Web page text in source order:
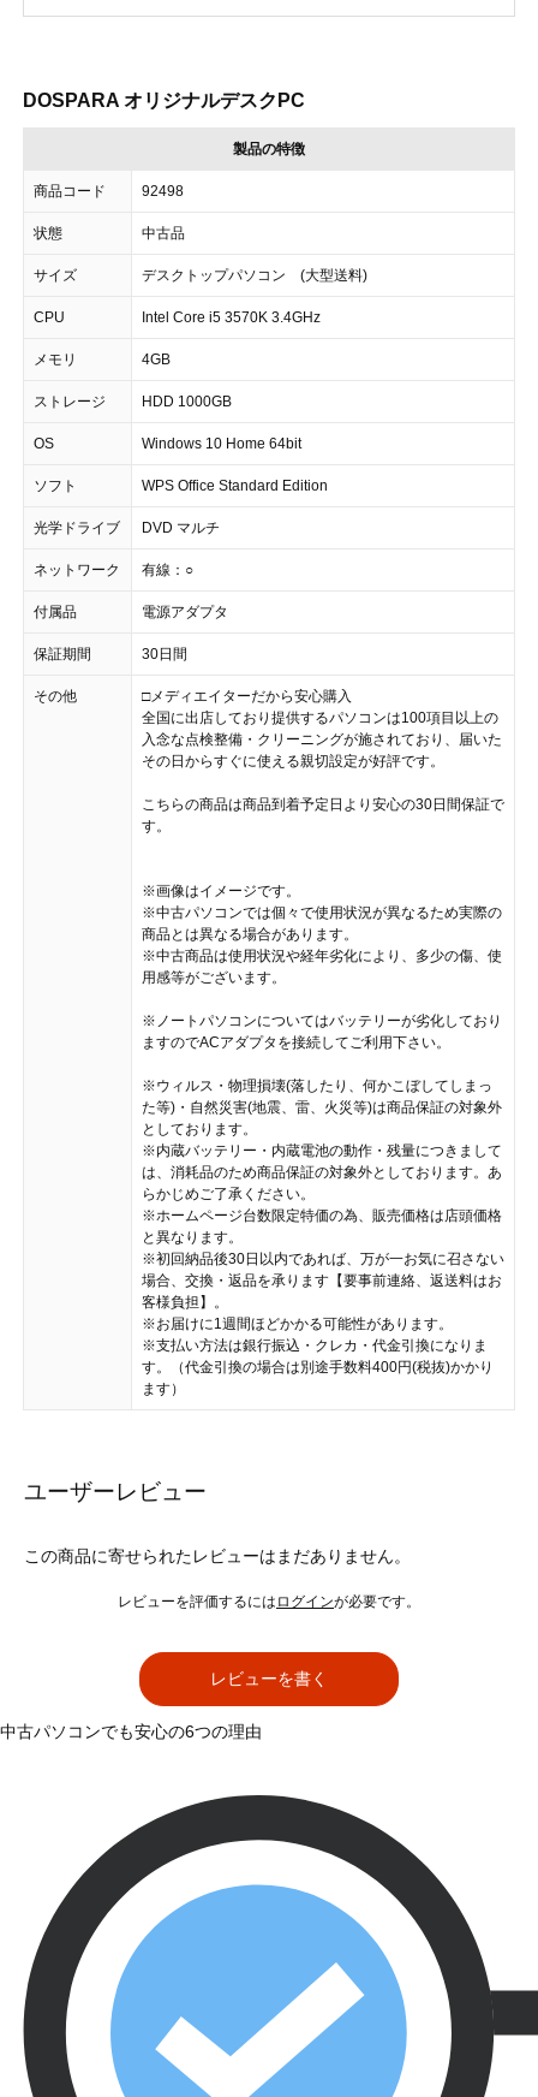
DOSPARA オリジナルデスクPC
製品の特徴
商品コード 92498
状態 中古品
サイズ デスクトップパソコン (大型送料)
CPU Intel Core i5 3570K 3.4GHz
メモリ 4GB
ストレージ HDD 1000GB
OS Windows 10 Home 64bit
ソフト WPS Office Standard Edition
光学ドライブ DVD マルチ
ネットワーク 有線：○
付属品 電源アダプタ
保証期間 30日間
その他
□メディエイターだから安心購入
全国に出店しており提供するパソコンは100項目以上の
入念な点検整備・クリーニングが施されており、届いた
その日からすぐに使える親切設定が好評です。
こちらの商品は商品到着予定日より安心の30日間保証で
す。
※画像はイメージです。
※中古パソコンでは個々で使用状況が異なるため実際の
商品とは異なる場合があります。
※中古商品は使用状況や経年劣化により、多少の傷、使
用感等がございます。
※ノートパソコンについてはバッテリーが劣化しており
ますのでACアダプタを接続してご利用下さい。
※ウィルス・物理損壊(落したり、何かこぼしてしまっ
た等)・自然災害(地震、雷、火災等)は商品保証の対象外
としております。
※内蔵バッテリー・内蔵電池の動作・残量につきまして
は、消耗品のため商品保証の対象外としております。あ
らかじめご了承ください。
※ホームページ台数限定特価の為、販売価格は店頭価格
と異なります。
※初回納品後30日以内であれば、万が一お気に召さない
場合、交換・返品を承ります【要事前連絡、返送料はお
客様負担】。
※お届けに1週間ほどかかる可能性があります。
※支払い方法は銀行振込・クレカ・代金引換になりま
す。（代金引換の場合は別途手数料400円(税抜)かかり
ます）
ユーザーレビュー
この商品に寄せられたレビューはまだありません。
レビューを評価するには ログインが必要です。
レビューを書く
中古パソコンでも安心の6つの理由